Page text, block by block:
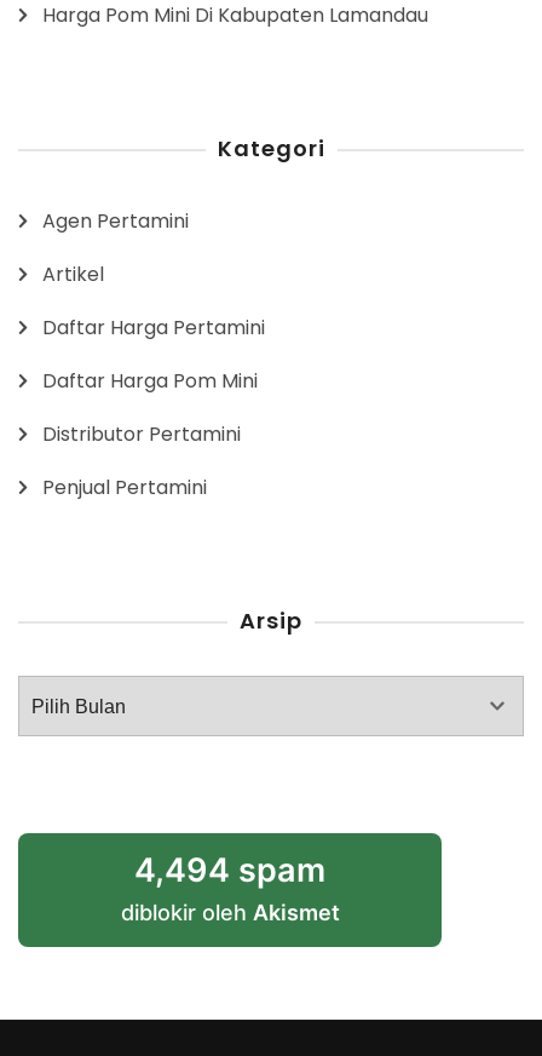
Harga Pom Mini Di Kabupaten Lamandau
Kategori
Agen Pertamini
Artikel
Daftar Harga Pertamini
Daftar Harga Pom Mini
Distributor Pertamini
Penjual Pertamini
Arsip
Arsip
4,494 spam
diblokir oleh Akismet